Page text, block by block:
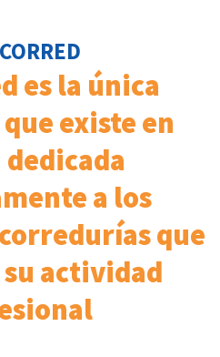
es la única
existe en
dedicada
a los
que
actividad